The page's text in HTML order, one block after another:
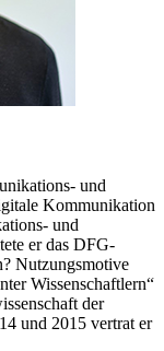
und
Kommunikation
und
er das DFG-
Nutzungsmotive
Wissenschaftlern“
der
und 2015 vertrat er